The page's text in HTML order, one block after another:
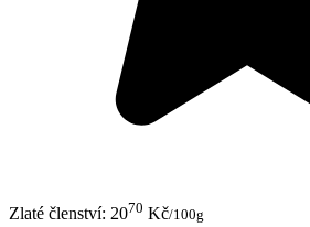
Zlaté členství: 2070 Kč/100g